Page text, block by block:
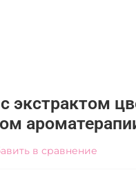
экстрактом
в сравнение